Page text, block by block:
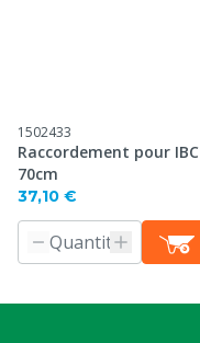
1502433
Raccordement pour IBC
70cm
37,10 €